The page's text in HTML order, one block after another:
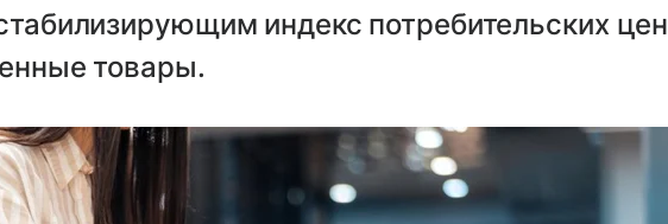
индекс потребительских цен
товары.